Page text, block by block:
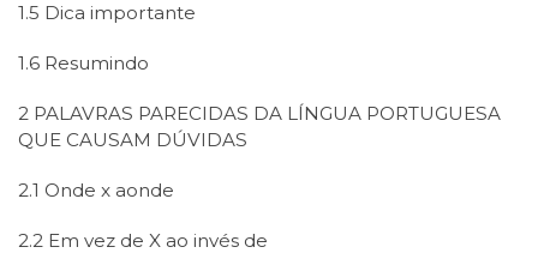
1.5 Dica importante
1.6 Resumindo
2 PALAVRAS PARECIDAS DA LÍNGUA PORTUGUESA
QUE CAUSAM DÚVIDAS
2.1 Onde x aonde
2.2 Em vez de X ao invés de